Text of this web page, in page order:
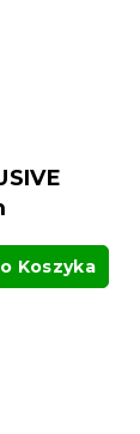
Koszyka